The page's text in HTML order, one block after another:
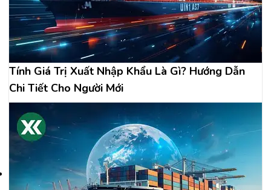
Tính Giá Trị Xuất Nhập Khẩu Là Gì? Hướng Dẫn
Chi Tiết Cho Người Mới